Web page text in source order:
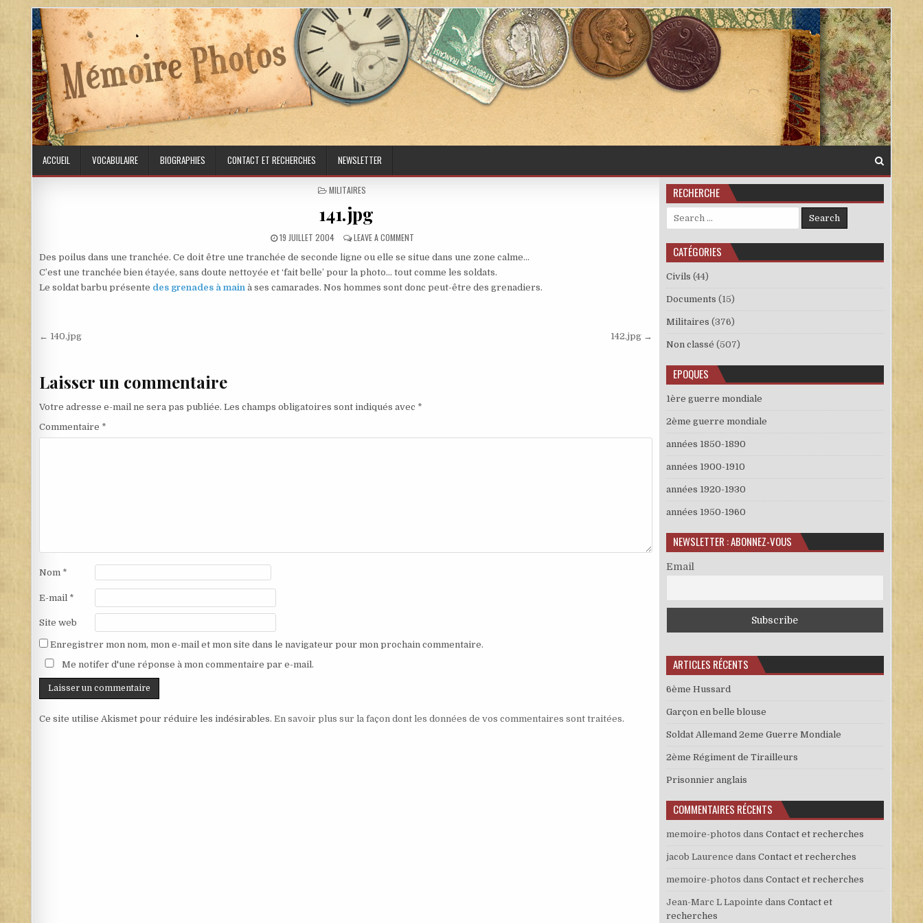
Skip to content
ACCUEIL VOCABULAIRE BIOGRAPHIES CONTACT ET RECHERCHES NEWSLETTER
POSTED IN
MILITAIRES
141.jpg
PUBLISHED DATE:
19 JUILLET 2004 LEAVE A COMMENTON 141.JPG
Des poilus dans une tranchée. Ce doit être une tranchée de seconde ligne ou elle se situe dans une zone calme…
C’est une tranchée bien étayée, sans doute nettoyée et ‘fait belle’ pour la photo… tout comme les soldats.
Le soldat barbu présente des grenades à main à ses camarades. Nos hommes sont donc peut-être des grenadiers.
Navigation de l’article
← 140.jpg 142.jpg →
Laisser un commentaire
Votre adresse e-mail ne sera pas publiée. Les champs obligatoires sont indiqués avec *
Commentaire *
Nom *
E-mail *
Site web
Enregistrer mon nom, mon e-mail et mon site dans le navigateur pour mon prochain commentaire.
Me notifer d'une réponse à mon commentaire par e-mail.
Ce site utilise Akismet pour réduire les indésirables. En savoir plus sur la façon dont les données de vos commentaires sont traitées.
RECHERCHE
Search for:
CATÉGORIES
Civils (44)
Documents (15)
Militaires (376)
Non classé (507)
EPOQUES
1ère guerre mondiale
2ème guerre mondiale
années 1850-1890
années 1900-1910
années 1920-1930
années 1950-1960
NEWSLETTER : ABONNEZ-VOUS
Email
ARTICLES RÉCENTS
6ème Hussard
Garçon en belle blouse
Soldat Allemand 2eme Guerre Mondiale
2ème Régiment de Tirailleurs
Prisonnier anglais
COMMENTAIRES RÉCENTS
memoire-photos dans Contact et recherches
jacob Laurence dans Contact et recherches
memoire-photos dans Contact et recherches
Jean-Marc L Lapointe dans Contact et
recherches